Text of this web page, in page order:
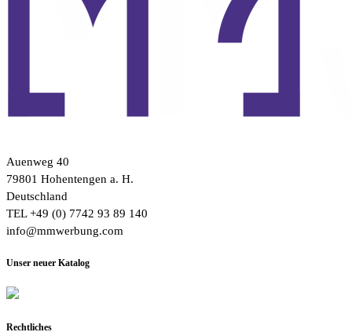
Auenweg 40
79801 Hohentengen a. H.
Deutschland
TEL +49 (0) 7742 93 89 140
info@mmwerbung.com
Unser neuer Katalog
Rechtliches